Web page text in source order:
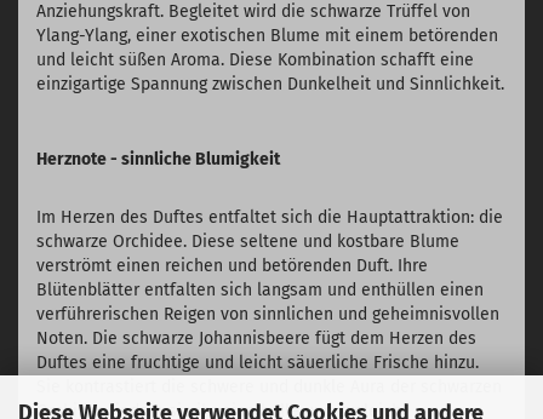
Diese Webseite verwendet Cookies und andere
Anziehungskraft. Begleitet wird die schwarze Trüffel von
Ylang-Ylang, einer exotischen Blume mit einem betörenden
und leicht süßen Aroma. Diese Kombination schafft eine
einzigartige Spannung zwischen Dunkelheit und Sinnlichkeit.
Herznote - sinnliche Blumigkeit
Im Herzen des Duftes entfaltet sich die Hauptattraktion: die
schwarze Orchidee. Diese seltene und kostbare Blume
verströmt einen reichen und betörenden Duft. Ihre
Blütenblätter entfalten sich langsam und enthüllen einen
verführerischen Reigen von sinnlichen und geheimnisvollen
Noten. Die schwarze Johannisbeere fügt dem Herzen des
Duftes eine fruchtige und leicht säuerliche Frische hinzu.
Orchidee, indem sie ihr eine helle und zugleich